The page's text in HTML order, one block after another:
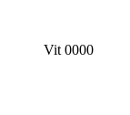
Vit 0000